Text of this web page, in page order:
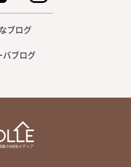
ブログ
バブログ